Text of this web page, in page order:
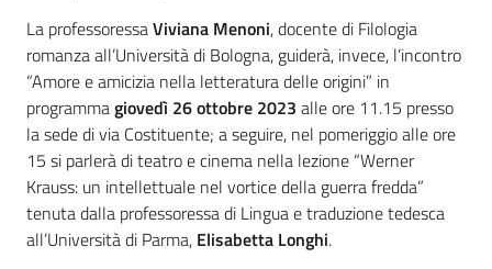
La professoressaViviana Menoni, docente di Filologia
romanza all’Università di Bologna, guiderà, invece, l’incontro
“Amore e amicizia nella letteratura delle origini” in
programmagiovedì 26 ottobre 2023 alle ore 11.15 presso
la sede di via Costituente; a seguire, nel pomeriggio alle ore
15 si parlerà di teatro e cinema nella lezione “Werner
Krauss: un intellettuale nel vortice della guerra fredda”
tenuta dalla professoressa di Lingua e traduzione tedesca
all’Università di Parma, Elisabetta Longhi.